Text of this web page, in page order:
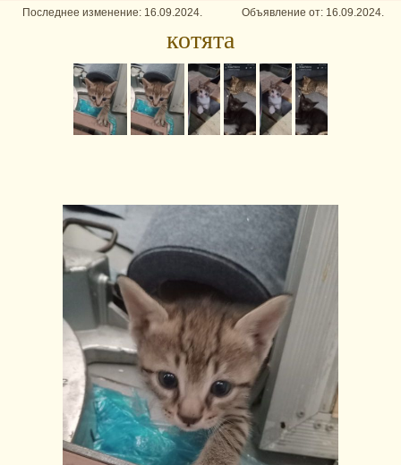
Последнее изменение: 16.09.2024. Объявление от: 16.09.2024.
котята